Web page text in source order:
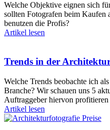
Welche Objektive eignen sich
sollten Fotografen beim Kaufen
benutzen die Profis?
Artikel lesen
Trends in der
Welche Trends beobachte ich
Branche? Wir schauen uns 5
Auftraggeber hiervon profitieren
Artikel lesen